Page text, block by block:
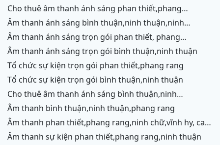
cho thuê âm thanh ánh sáng phan thiết,phang
rang,ninh chữ,vĩnh hy,cam ranh
âm thanh ánh sáng bình thuận,ninh thuận,ninh
chữ,vĩnh hy,cam ranh
âm thanh ánh sáng trọn gói phan thiết, phang
rang,cam ranh
âm thanh ánh sáng trọn gói bình thuận,ninh thuận
tổ chức sự kiện trọn gói phan thiết,phang rang
tổ chức sự kiện trọn gói bình thuận,ninh thuận
cho thuê âm thanh ánh sáng bình thuận,ninh
thuận,ninh chữ,vĩnh hy,phang rang,cam ranh
âm thanh bình thuận,ninh thuận,phang rang
âm thanh phan thiết,phang rang,ninh chữ,vĩnh hy, cam
ranh
âm thanh sự kiện phan thiết,phang rang,ninh thuận